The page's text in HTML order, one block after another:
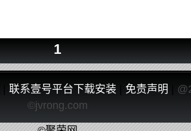
1
联系壹号平台下载安装 免责声明
©jvrong.com